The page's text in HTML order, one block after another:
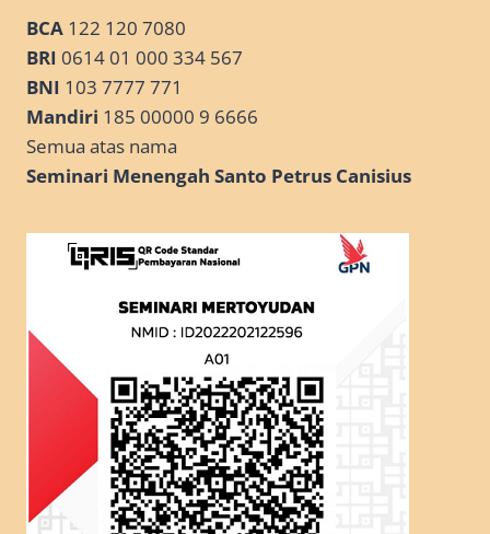
BCA 122 120 7080
BRI 0614 01 000 334 567
BNI 103 7777 771
Mandiri 185 00000 9 6666
Semua atas nama
Seminari Menengah Santo Petrus Canisius